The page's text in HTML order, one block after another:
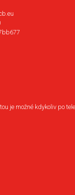
je možné kdykoliv po